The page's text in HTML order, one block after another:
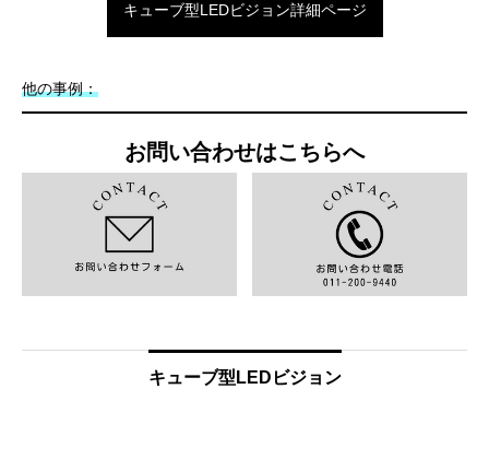
キューブ型LEDビジョン詳細ページ
他の事例：
お問い合わせはこちらへ
キューブ型LEDビジョン